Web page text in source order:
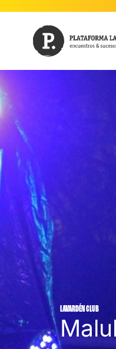
LAVARDÉN CLUB